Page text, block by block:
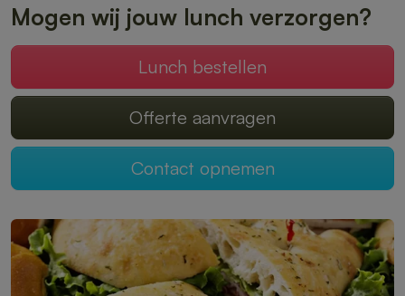
Mogen wij jouw lunch verzorgen?
Lunch bestellen
Offerte aanvragen
Contact opnemen